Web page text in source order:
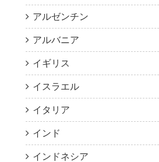
アルゼンチン
アルバニア
イギリス
イスラエル
イタリア
インド
インドネシア